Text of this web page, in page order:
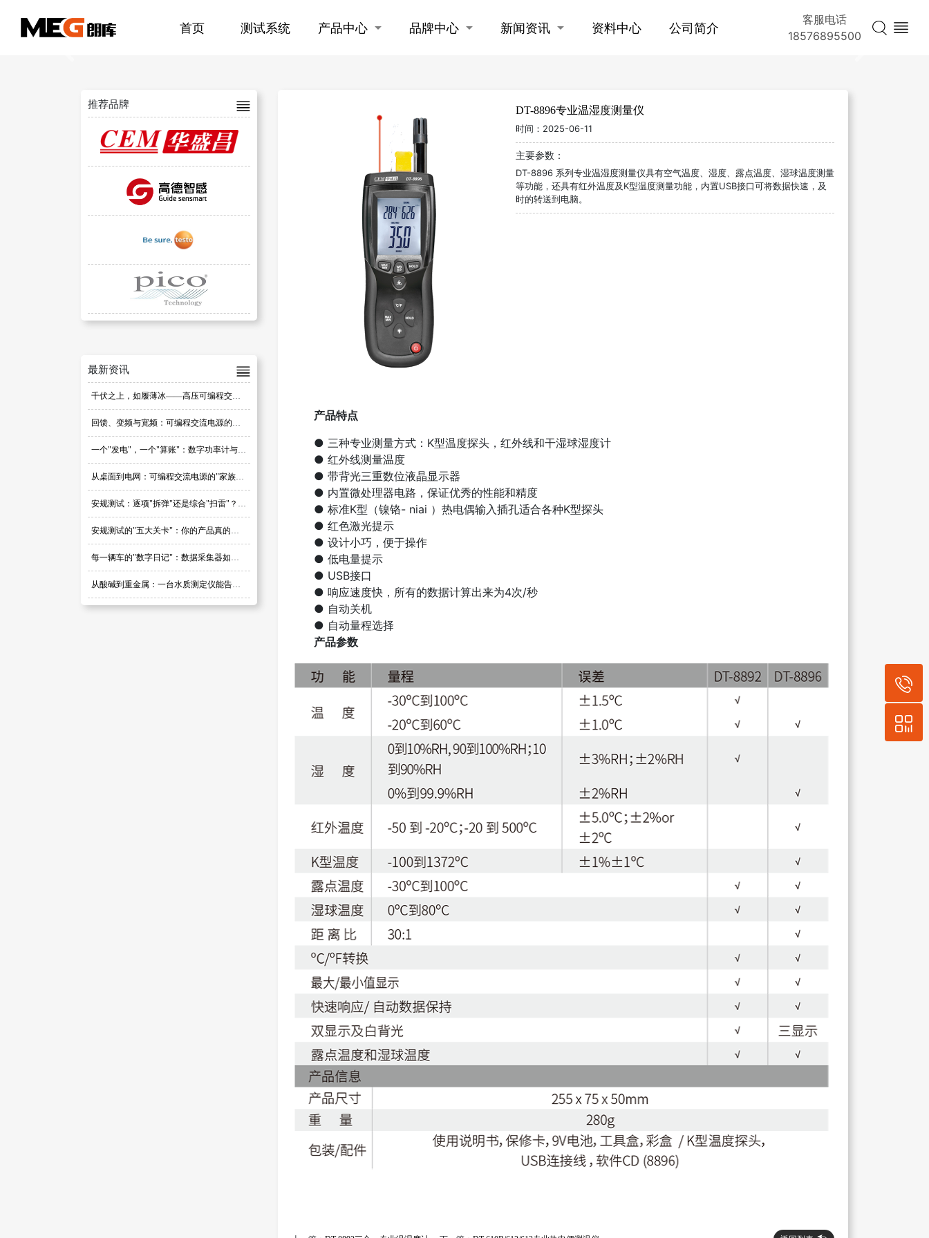
首页 测试系统 产品中心 品牌中心 新闻资讯 资料中心 公司简介
客服电话
18576895500
推荐品牌
最新资讯
千伏之上，如履薄冰——高压可编程交流电源选型避坑指南
回馈、变频与宽频：可编程交流电源的选型密码
一个"发电"，一个"算账"：数字功率计与可编程交流电源，别再搞混了
从桌面到电网：可编程交流电源的"家族图谱"
安规测试：逐项"拆弹"还是综合"扫雷"？研发阶段的策略之争
安规测试的"五大关卡"：你的产品真的过关了吗？
每一辆车的"数字日记"：数据采集器如何定义汽车品质
从酸碱到重金属：一台水质测定仪能告诉你多少秘密？
DT-8896专业温湿度测量仪
时间： 2025-06-11
主要参数：
DT-8896 系列专业温湿度测量仪具有空气温度、湿度、露点温度、湿球温度测量
等功能，还具有红外温度及K型温度测量功能，内置USB接口可将数据快速，及
时的转送到电脑。
产品特点
● 三种专业测量方式：K型温度探头，红外线和干湿球湿度计
● 红外线测量温度
● 带背光三重数位液晶显示器
● 内置微处理器电路，保证优秀的性能和精度
● 标准K型（镍铬- niai ）热电偶输入插孔适合各种K型探头
● 红色激光提示
● 设计小巧，便于操作
● 低电量提示
● USB接口
● 响应速度快，所有的数据计算出来为4次/秒
● 自动关机
● 自动量程选择
产品参数